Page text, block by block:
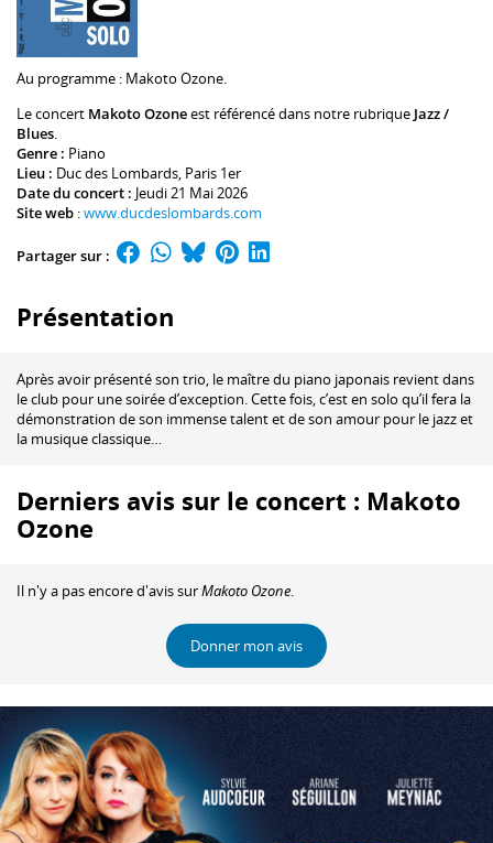
Au programme : Makoto Ozone.
Le concert Makoto Ozoneest référencé dans notre rubrique Jazz /
Blues.
Genre : Piano
Lieu : Duc des Lombards, Paris 1er
Date du concert : Jeudi 21 Mai 2026
Site web :www.ducdeslombards.com
Partager sur :
Présentation
Après avoir présenté son trio, le maître du piano japonais revient dans
le club pour une soirée d’exception. Cette fois, c’est en solo qu’il fera la
démonstration de son immense talent et de son amour pour le jazz et
la musique classique…
Derniers avis sur le concert : Makoto
Ozone
Il n'y a pas encore d'avis surMakoto Ozone.
Donner mon avis